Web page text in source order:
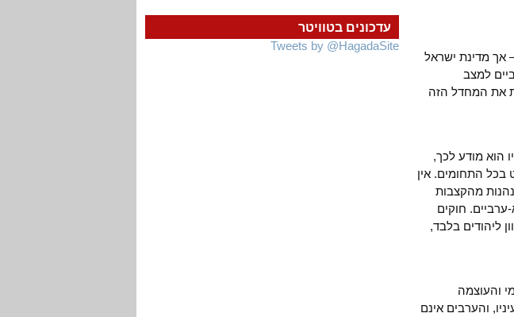
אך מדינת ישראל
למצב
את המחדל הזה
הוא מודע לכך,
בכל התחומים. אין
מהקצבות
חוקים
ליהודים בלבד,
והעוצמה
והערבים אינם
עדכונים בטוויטר
Tweets by @HagadaSite